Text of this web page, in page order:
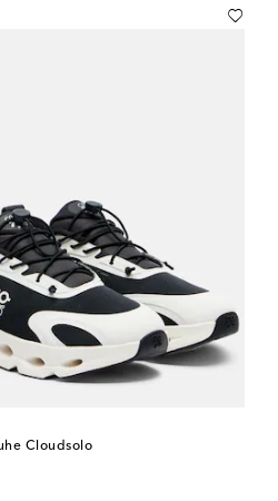
Cloudsolo